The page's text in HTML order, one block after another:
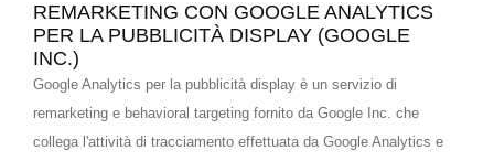
REMARKETING CON GOOGLE ANALYTICS
PER LA PUBBLICITÀ DISPLAY (GOOGLE
INC.)
Google Analytics per la pubblicità display è un servizio di
remarketing e behavioral targeting fornito da Google Inc. che
collega l'attività di tracciamento effettuata da Google Analytics e